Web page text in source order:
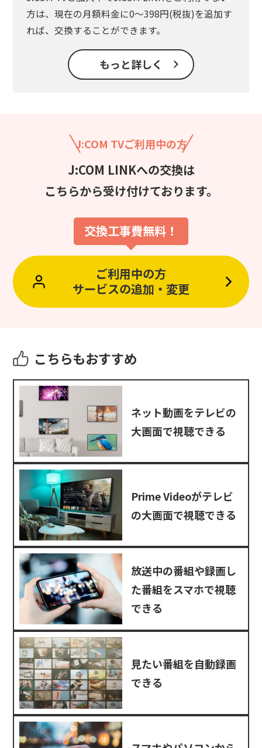
方は、現在の月額料金に0～398円(税抜)を追加す
れば、交換することができます。
もっと詳しく
J:COM TVご利用中の方
J:COM LINKへの交換は
こちらから受け付けております。
交換工事費無料！
ご利用中の方
サービスの追加・変更
こちらもおすすめ
ネット動画をテレビの
大画面で視聴できる
Prime Videoがテレビ
の大画面で視聴できる
放送中の番組や録画し
た番組をスマホで視聴
できる
見たい番組を自動録画
できる